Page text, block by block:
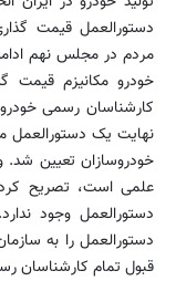
دستورالعمل قیمت
مردم در مجلس نهم
خودرو مکانیزم قیمت
کارشناسان رسمی
نهایت یک دستورالعمل
خودروسازان تعیین شد.
علمی است، تصریح
دستورالعمل وجود
دستورالعمل را به
قبول تمام کارشناسان